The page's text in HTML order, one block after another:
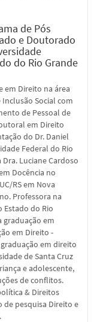
de Pós
e Doutorado
do Rio Grande
em Direito na área
Social com
de Pessoal de
em Direito
do Dr. Daniel
Federal do Rio
Luciane Cardoso
Docência no
RS em Nova
Professora na
Estado do Rio
graduação em
em Direito -
em direito
de Santa Cruz
e adolescente,
de conflitos.
& Direitos
de pesquisa Direito e